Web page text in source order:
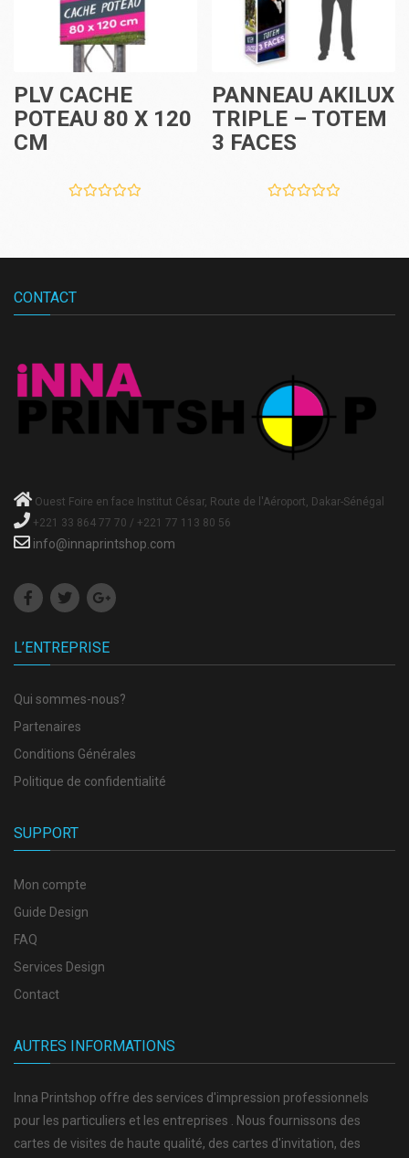
PLV CACHE
POTEAU 80 X 120
CM
PANNEAU AKILUX
TRIPLE – TOTEM
3 FACES
CONTACT
Ouest Foire en face Institut César, Route de l'Aéroport, Dakar-Sénégal
+221 33 864 77 70 / +221 77 113 80 56
info@innaprintshop.com
L’ENTREPRISE
Qui sommes-nous?
Partenaires
Conditions Générales
Politique de confidentialité
SUPPORT
Mon compte
Guide Design
FAQ
Services Design
Contact
AUTRES INFORMATIONS
Inna Printshop offre des services d'impression professionnels
pour les particuliers et les entreprises . Nous fournissons des
cartes de visites de haute qualité, des cartes d'invitation, des